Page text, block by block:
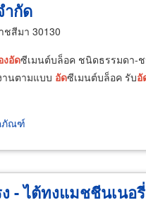
ำกัด
ชสีมา 30130
งอัดซีเมนต์บล็อค ชนิดธรรมดา-
านตามแบบ อัดซีเมนต์บล็อค รับอั
ภัณฑ์
- ไต้ทงแมชชีนเนอรี่